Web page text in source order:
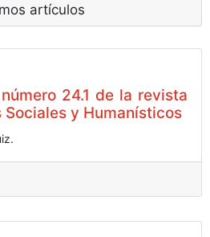
artículos
24.1 de la revista
Sociales y Humanísticos